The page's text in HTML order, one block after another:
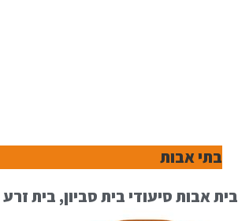
בתי אבות
בית אבות סיעודי בית סביון, בית זרע